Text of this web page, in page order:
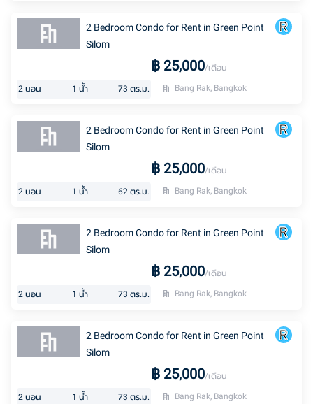
2 Bedroom Condo for Rent in Green Point
Silom
฿ 25,000/เดือน
2 นอน 1 น้ำ 73 ตร.ม. Bang Rak, Bangkok
2 Bedroom Condo for Rent in Green Point
Silom
฿ 25,000/เดือน
2 นอน 1 น้ำ 62 ตร.ม. Bang Rak, Bangkok
2 Bedroom Condo for Rent in Green Point
Silom
฿ 25,000/เดือน
2 นอน 1 น้ำ 73 ตร.ม. Bang Rak, Bangkok
2 Bedroom Condo for Rent in Green Point
Silom
฿ 25,000/เดือน
2 นอน 1 น้ำ 73 ตร.ม. Bang Rak, Bangkok